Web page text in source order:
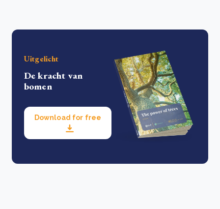
Uitgelicht
De kracht van
bomen
Download for free